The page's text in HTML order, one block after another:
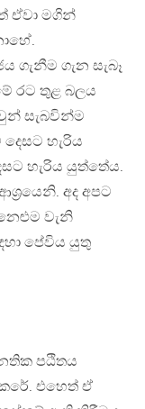
ඒවා මගින්
ගැනීම ගැන සැබෑ
රට තුළ බලය
සැබවින්ම
හැරිය
හැරිය යුත්තේය.
අද අපට
වැනි
පේවිය යුතු
පඨිතය
එහෙත් ඒ